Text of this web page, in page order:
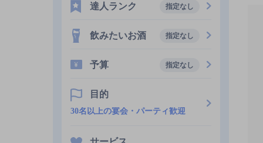
達人ランク 指定なし
飲みたいお酒 指定なし
予算 指定なし
目的
30名以上の宴会・パーティ歓迎